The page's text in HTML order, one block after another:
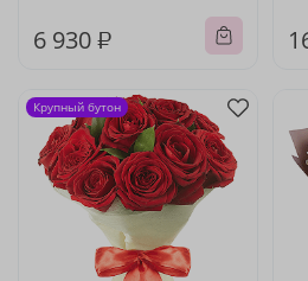
6 930 ₽
Крупный бутон